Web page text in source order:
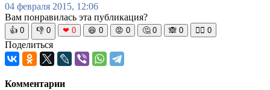
04 февраля 2015, 12:06
Вам понравилась эта публикация?
👍 0 👎 0 ❤ 0 😆 0 😡 0 🤔 0 🙈 0 🧘‍♀️ 0
Поделиться
Комментарии